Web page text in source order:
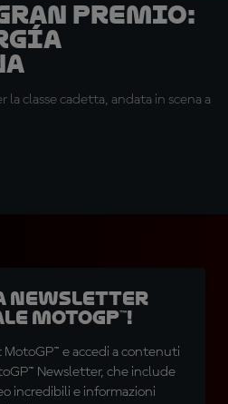
Premio:
la classe cadetta, andata in scena a
newsletter
MotoGP™!
e accedi a contenuti
Newsletter, che include
incredibili e informazioni